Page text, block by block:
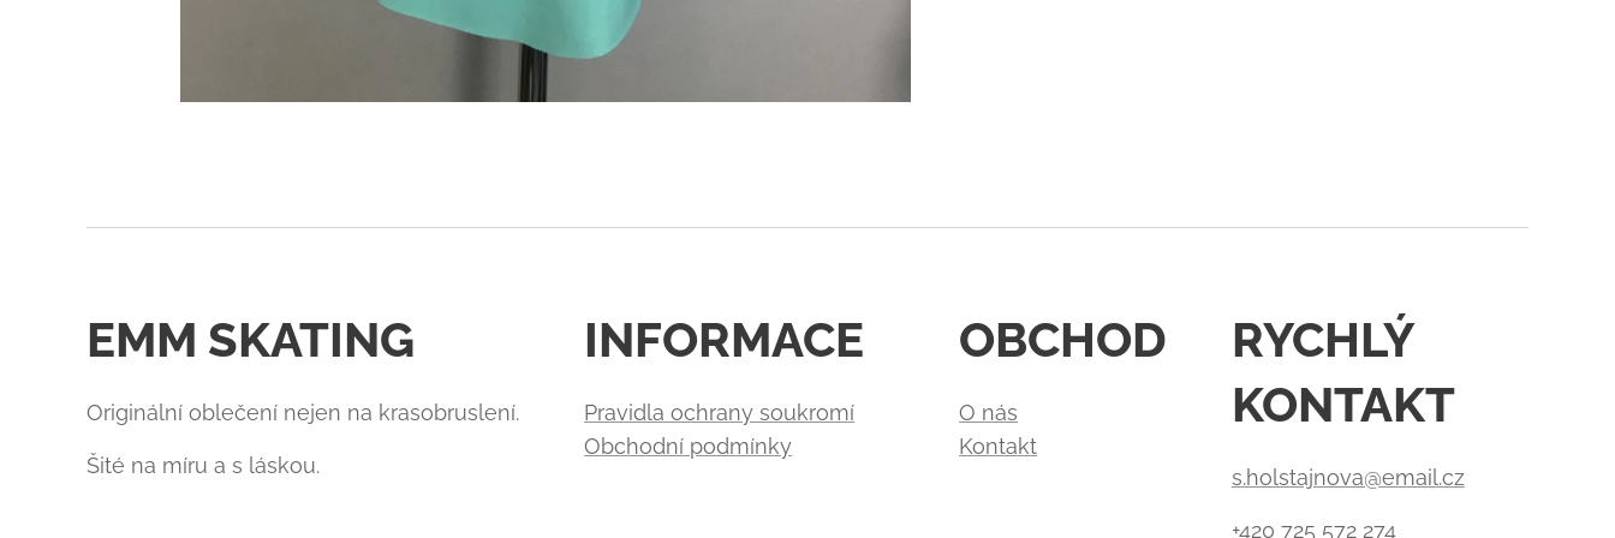
EMM SKATING
Originální oblečení nejen na krasobruslení.
Šité na míru a s láskou.
INFORMACE
Pravidla ochrany soukromí
Obchodní podmínky
OBCHOD
O nás
Kontakt
RYCHLÝ
KONTAKT
s.holstajnova@email.cz
+420 725 572 274